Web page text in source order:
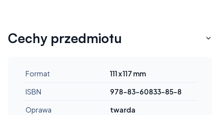
Cechy przedmiotu
Format 111 x 117 mm
ISBN 978-83-60833-85-8
Oprawa twarda